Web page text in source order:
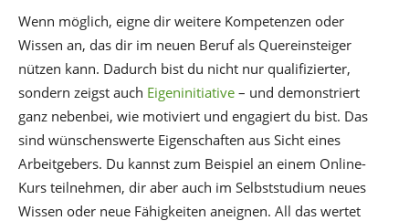
Wenn möglich, eigne dir weitere Kompetenzen oder
Wissen an, das dir im neuen Beruf als Quereinsteiger
nützen kann. Dadurch bist du nicht nur qualifizierter,
sondern zeigst auch Eigeninitiative – und demonstriert
ganz nebenbei, wie motiviert und engagiert du bist. Das
sind wünschenswerte Eigenschaften aus Sicht eines
Arbeitgebers. Du kannst zum Beispiel an einem Online-
Kurs teilnehmen, dir aber auch im Selbststudium neues
Wissen oder neue Fähigkeiten aneignen. All das wertet